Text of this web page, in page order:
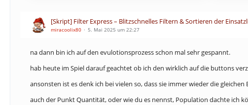
[Skript] Filter Express – Blitzschnelles Filtern & Sortieren der
miracoolix80 5. Mai 2025 um 22:27
na dann bin ich auf den evulotionsprozess schon mal sehr gespannt.
hab heute im Spiel darauf geachtet ob ich den wirklich auf die buttons
ansonsten ist es denk ich bei vielen so, dass sie immer wieder die
auch der Punkt Quantität, oder wie du es nennst, Population dachte ich